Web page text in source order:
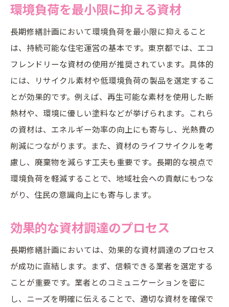
環境負荷を最小限に抑える資材
長期修繕計画において環境負荷を最小限に抑えること
は、持続可能な住宅運営の基本です。東京都では、エコ
フレンドリーな資材の使用が推奨されています。具体的
には、リサイクル素材や低環境負荷の製品を選定するこ
とが効果的です。例えば、再生可能な素材を使用した断
熱材や、環境に優しい塗料などが挙げられます。これら
の資材は、エネルギー効率の向上にも寄与し、光熱費の
削減につながります。また、資材のライフサイクルを考
慮し、廃棄物を減らす工夫も重要です。長期的な視点で
環境負荷を軽減することで、地域社会への貢献にもつな
がり、住民の意識向上にも寄与します。
効果的な資材調達のプロセス
長期修繕計画においては、効果的な資材調達のプロセス
が成功に直結します。まず、信頼できる業者を選定する
ことが重要です。業者とのコミュニケーションを密に
し、ニーズを明確に伝えることで、適切な資材を確保で